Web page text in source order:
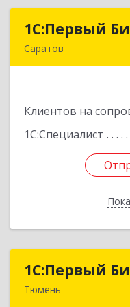
1С:Первый
Саратов
Клиентов на
1С:Специалист
1С:Первый
Тюмень